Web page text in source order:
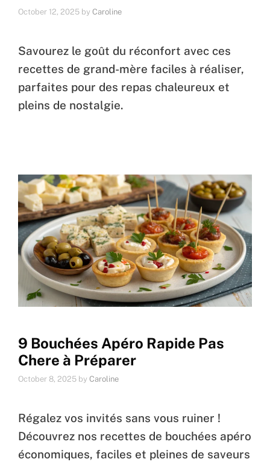
October 12, 2025 by Caroline
Savourez le goût du réconfort avec ces
recettes de grand-mère faciles à réaliser,
parfaites pour des repas chaleureux et
pleins de nostalgie.
9 Bouchées Apéro Rapide Pas
Chere à Préparer
October 8, 2025 by Caroline
Régalez vos invités sans vous ruiner !
Découvrez nos recettes de bouchées apéro
économiques, faciles et pleines de saveurs